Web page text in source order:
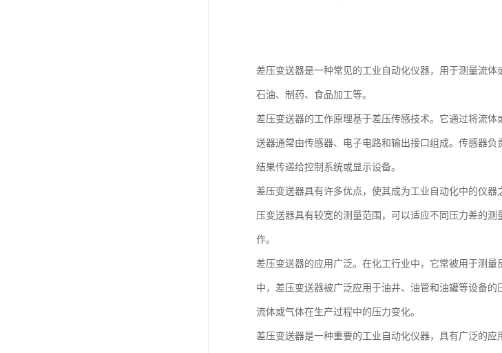
差压变送器是一种常见的工业自动化仪器，用于测量流
石油、制药、食品加工等。
差压变送器的工作原理基于差压传感技术。它通过将流
送器通常由传感器、电子电路和输出接口组成。传感器
结果传递给控制系统或显示设备。
差压变送器具有许多优点，使其成为工业自动化中的仪
压变送器具有较宽的测量范围，可以适应不同压力差的
作。
差压变送器的应用广泛。在化工行业中，它常被用于测
中，差压变送器被广泛应用于油井、油管和油罐等设备
流体或气体在生产过程中的压力变化。
差压变送器是一种重要的工业自动化仪器，具有广泛的